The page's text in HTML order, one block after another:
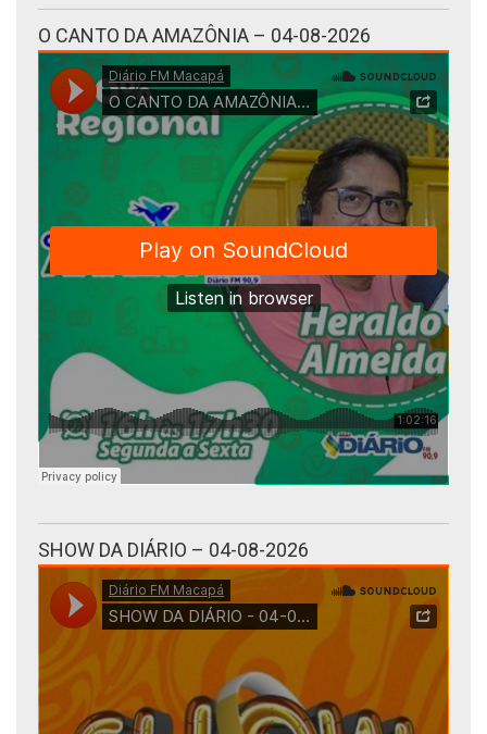
O CANTO DA AMAZÔNIA – 04-08-2026
SHOW DA DIÁRIO – 04-08-2026